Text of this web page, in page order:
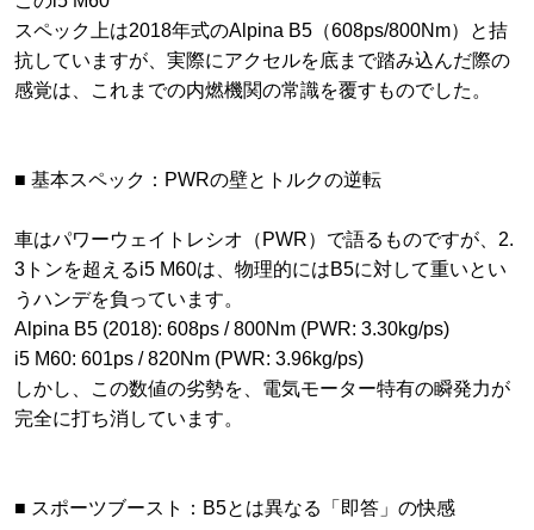
スペック上は2018年式のAlpina B5（608ps/800Nm）と拮
抗していますが、実際にアクセルを底まで踏み込んだ際の
感覚は、これまでの内燃機関の常識を覆すものでした。
​■ 基本スペック：PWRの壁とトルクの逆転
​車はパワーウェイトレシオ（PWR）で語るものですが、2.
3トンを超えるi5 M60は、物理的にはB5に対して重いとい
うハンデを負っています。
​Alpina B5 (2018): 608ps / 800Nm (PWR: 3.30kg/ps)
​i5 M60: 601ps / 820Nm (PWR: 3.96kg/ps)
​しかし、この数値の劣勢を、電気モーター特有の瞬発力が
完全に打ち消しています。
​■ スポーツブースト：B5とは異なる「即答」の快感